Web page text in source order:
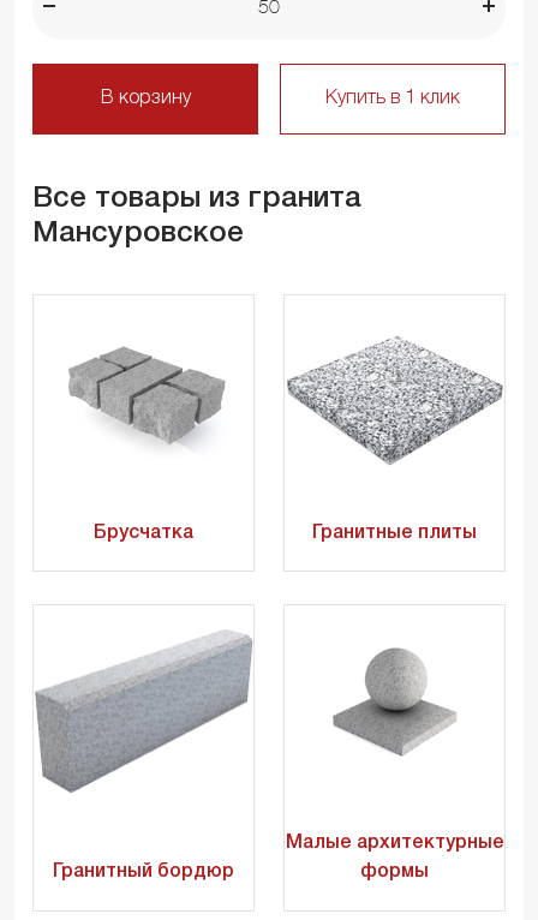
В корзину Купить в 1 клик
Все товары из гранита
Мансуровское
Брусчатка Гранитные плиты
Гранитный бордюр
Малые архитектурные
формы